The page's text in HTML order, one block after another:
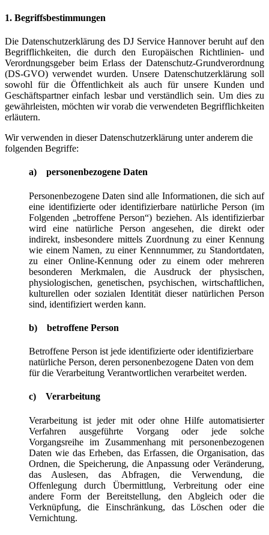
1. Begriffsbestimmungen
Die Datenschutzerklärung des DJ Service Hannover beruht auf den
Begrifflichkeiten, die durch den Europäischen Richtlinien- und
Verordnungsgeber beim Erlass der Datenschutz-Grundverordnung
(DS-GVO) verwendet wurden. Unsere Datenschutzerklärung soll
sowohl für die Öffentlichkeit als auch für unsere Kunden und
Geschäftspartner einfach lesbar und verständlich sein. Um dies zu
gewährleisten, möchten wir vorab die verwendeten Begrifflichkeiten
erläutern.
Wir verwenden in dieser Datenschutzerklärung unter anderem die
folgenden Begriffe:
a) personenbezogene Daten
Personenbezogene Daten sind alle Informationen, die sich auf
eine identifizierte oder identifizierbare natürliche Person (im
Folgenden „betroffene Person“) beziehen. Als identifizierbar
wird eine natürliche Person angesehen, die direkt oder
indirekt, insbesondere mittels Zuordnung zu einer Kennung
wie einem Namen, zu einer Kennnummer, zu Standortdaten,
zu einer Online-Kennung oder zu einem oder mehreren
besonderen Merkmalen, die Ausdruck der physischen,
physiologischen, genetischen, psychischen, wirtschaftlichen,
kulturellen oder sozialen Identität dieser natürlichen Person
sind, identifiziert werden kann.
b) betroffene Person
Betroffene Person ist jede identifizierte oder identifizierbare
natürliche Person, deren personenbezogene Daten von dem
für die Verarbeitung Verantwortlichen verarbeitet werden.
c) Verarbeitung
Verarbeitung ist jeder mit oder ohne Hilfe automatisierter
Verfahren ausgeführte Vorgang oder jede solche
Vorgangsreihe im Zusammenhang mit personenbezogenen
Daten wie das Erheben, das Erfassen, die Organisation, das
Ordnen, die Speicherung, die Anpassung oder Veränderung,
das Auslesen, das Abfragen, die Verwendung, die
Offenlegung durch Übermittlung, Verbreitung oder eine
andere Form der Bereitstellung, den Abgleich oder die
Verknüpfung, die Einschränkung, das Löschen oder die
Vernichtung.